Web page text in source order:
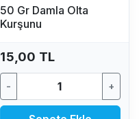
50 Gr Damla Olta
Kurşunu
15,00 TL
- +